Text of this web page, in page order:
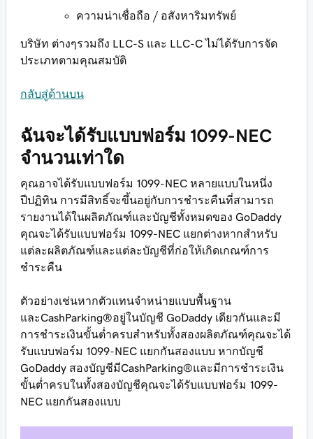
ความน่าเชื่อถือ / อสังหาริมทรัพย์
บริษัท ต่างๆรวมถึง LLC-S และ LLC-C ไม่ได้รับการจัด
ประเภทตามคุณสมบัติ
กลับสู่ด้านบน
ฉันจะได้รับแบบฟอร์ม 1099-NEC
จำนวนเท่าใด
คุณอาจได้รับแบบฟอร์ม 1099-NEC หลายแบบในหนึ่ง
ปีปฏิทิน การมีสิทธิ์จะขึ้นอยู่กับการชำระคืนที่สามารถ
รายงานได้ในผลิตภัณฑ์และบัญชีทั้งหมดของ GoDaddy
คุณจะได้รับแบบฟอร์ม 1099-NEC แยกต่างหากสำหรับ
แต่ละผลิตภัณฑ์และแต่ละบัญชีที่ก่อให้เกิดเกณฑ์การ
ชำระคืน
ตัวอย่างเช่นหากตัวแทนจำหน่ายแบบพื้นฐาน
และCashParking®อยู่ในบัญชี GoDaddy เดียวกันและมี
การชำระเงินขั้นต่ำครบสำหรับทั้งสองผลิตภัณฑ์คุณจะได้
รับแบบฟอร์ม 1099-NEC แยกกันสองแบบ หากบัญชี
GoDaddy สองบัญชีมีCashParking®และมีการชำระเงิน
ขั้นต่ำครบในทั้งสองบัญชีคุณจะได้รับแบบฟอร์ม 1099-
NEC แยกกันสองแบบ